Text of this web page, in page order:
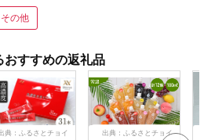
その他
おすすめの返礼品
典：ふるさとチョイ
出典：ふるさとチョイ